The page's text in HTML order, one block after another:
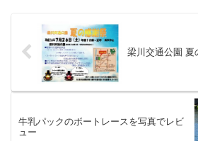
梁川交通公園 夏
牛乳パックのボートレースを写真でレビ
ュー